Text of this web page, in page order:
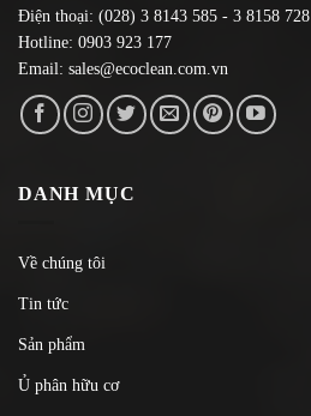
Điện thoại: (028) 3 8143 585 - 3 8158 728
Hotline: 0903 923 177
Email: sales@ecoclean.com.vn
DANH MỤC
Về chúng tôi
Tin tức
Sản phẩm
Ủ phân hữu cơ